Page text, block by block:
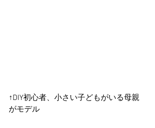
↑DIY初心者、小さい子どもがいる母親
がモデル